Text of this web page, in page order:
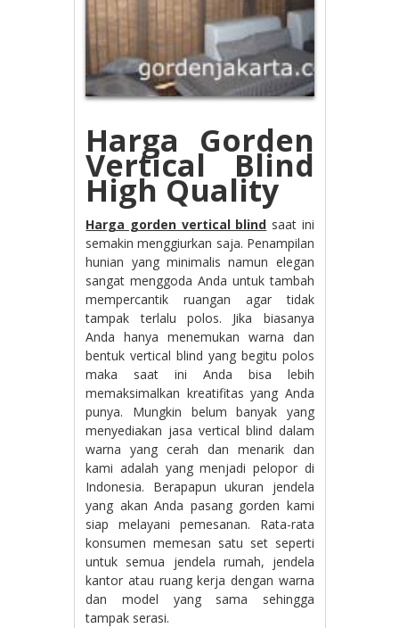
Harga Gorden
Vertical Blind
High Quality
Harga gorden vertical blind saat ini
semakin menggiurkan saja. Penampilan
hunian yang minimalis namun elegan
sangat menggoda Anda untuk tambah
mempercantik ruangan agar tidak
tampak terlalu polos. Jika biasanya
Anda hanya menemukan warna dan
bentuk vertical blind yang begitu polos
maka saat ini Anda bisa lebih
memaksimalkan kreatifitas yang Anda
punya. Mungkin belum banyak yang
menyediakan jasa vertical blind dalam
warna yang cerah dan menarik dan
kami adalah yang menjadi pelopor di
Indonesia. Berapapun ukuran jendela
yang akan Anda pasang gorden kami
siap melayani pemesanan. Rata-rata
konsumen memesan satu set seperti
untuk semua jendela rumah, jendela
kantor atau ruang kerja dengan warna
dan model yang sama sehingga
tampak serasi.